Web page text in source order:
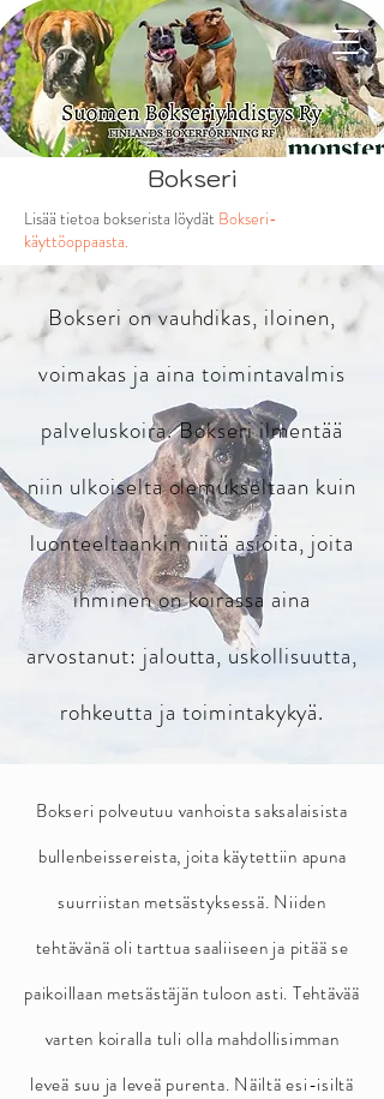
Bokseri
Lisää tietoa bokserista löydät Bokseri-
käyttöoppaasta.
Bokseri on vauhdikas, iloinen,
voimakas ja aina toimintavalmis
palveluskoira. Bokseri ilmentää
niin ulkoiselta olemukseltaan kuin
luonteeltaankin niitä asioita, joita
ihminen on koirassa aina
arvostanut: jaloutta, uskollisuutta,
rohkeutta ja toimintakykyä.
Bokseri polveutuu vanhoista saksalaisista
bullenbeissereista, joita käytettiin apuna
suurriistan metsästyksessä. Niiden
tehtävänä oli tarttua saaliiseen ja pitää se
paikoillaan metsästäjän tuloon asti. Tehtävää
varten koiralla tuli olla mahdollisimman
leveä suu ja leveä purenta. Näiltä esi-isiltä